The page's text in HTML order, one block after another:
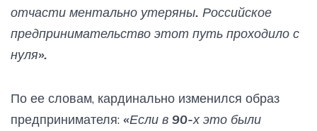
отчасти ментально утеряны. Российское
предпринимательство этот путь проходило с
нуля».
По ее словам, кардинально изменился образ
предпринимателя: «Если в 90-х это были